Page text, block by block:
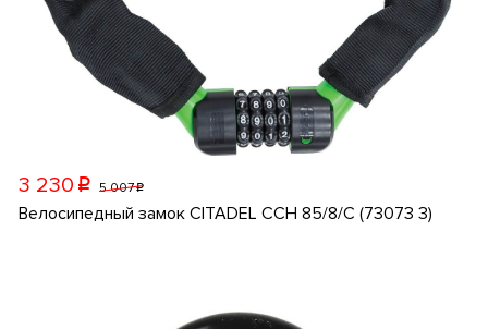
3 230 p 5 007p
Велосипедный замок CITADEL CCH 85/8/C (73073 3)